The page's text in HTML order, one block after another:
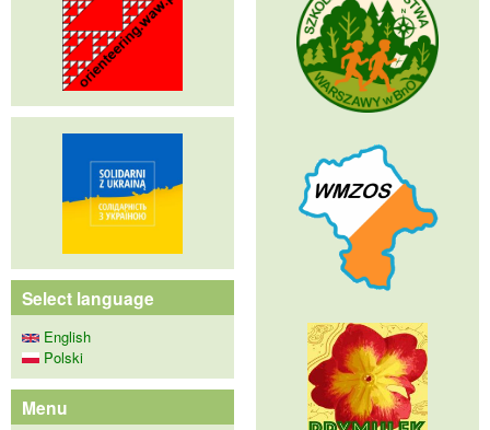
Select language
English
Polski
Menu